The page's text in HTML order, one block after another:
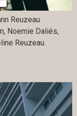
Reuzeau
Noemie Daliés,
Reuzeau.